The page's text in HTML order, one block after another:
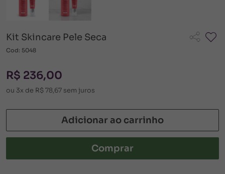
Kit Skincare Pele Seca
Cod: 5048
R$ 236,00
ou 3x de R$ 78,67 sem juros
Adicionar ao carrinho
Comprar